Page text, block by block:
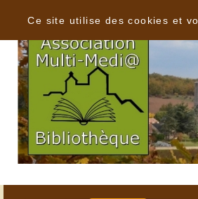
Ce site utilise des cookies et